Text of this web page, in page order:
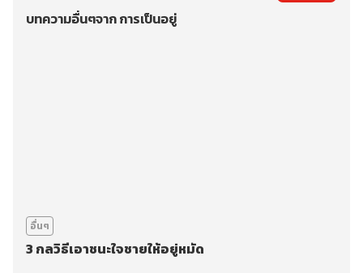
บทความอื่นๆจาก การเป็นอยู่
อื่นๆ
3 กลวิธีเอาชนะใจชายให้อยู่หมัด